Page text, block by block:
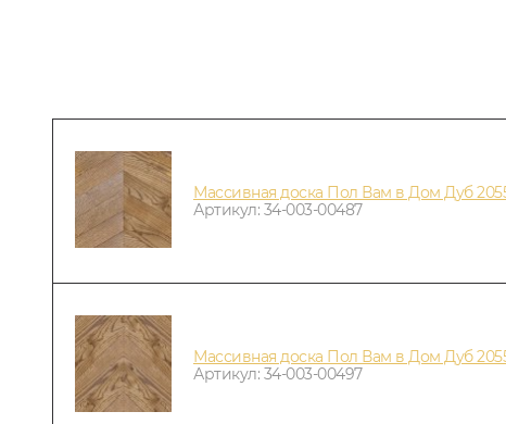
Массивная доска Пол Вам в Дом Дуб
Артикул: 34-003-00487
Массивная доска Пол Вам в Дом Дуб
Артикул: 34-003-00497